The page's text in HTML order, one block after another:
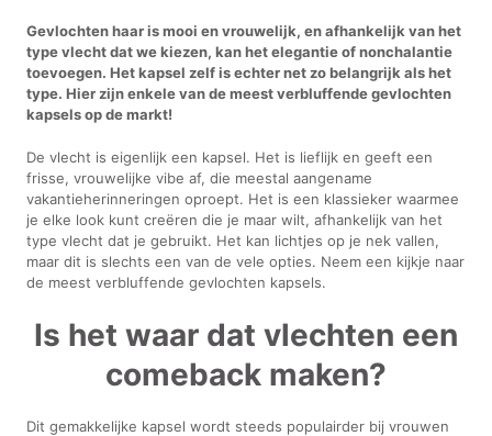
Gevlochten haar is mooi en vrouwelijk, en afhankelijk van het
type vlecht dat we kiezen, kan het elegantie of nonchalantie
toevoegen. Het kapsel zelf is echter net zo belangrijk als het
type. Hier zijn enkele van de meest verbluffende gevlochten
kapsels op de markt!
De vlecht is eigenlijk een kapsel. Het is lieflijk en geeft een
frisse, vrouwelijke vibe af, die meestal aangename
vakantieherinneringen oproept. Het is een klassieker waarmee
je elke look kunt creëren die je maar wilt, afhankelijk van het
type vlecht dat je gebruikt. Het kan lichtjes op je nek vallen,
maar dit is slechts een van de vele opties. Neem een kijkje naar
de meest verbluffende gevlochten kapsels.
Is het waar dat vlechten een
comeback maken?
Dit gemakkelijke kapsel wordt steeds populairder bij vrouwen